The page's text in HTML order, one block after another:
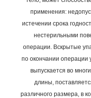
применения:
истечении срока
нестерильными
операции. Вскрытые
по окончании операции
выпускается во
длины,
различного размера, в